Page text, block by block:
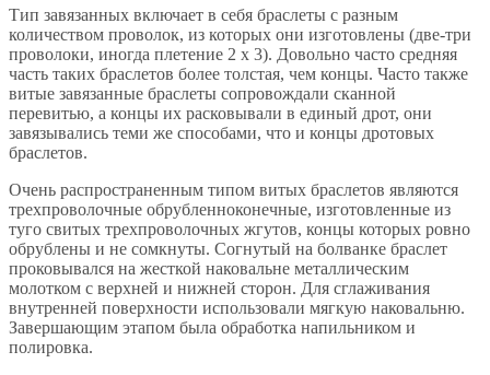
Тип завязанных включает в себя браслеты с разным
количеством проволок, из которых они изготовлены (две-три
проволоки, иногда плетение 2 х 3). Довольно часто средняя
часть таких браслетов более толстая, чем концы. Часто также
витые завязанные браслеты сопровождали сканной
перевитью, а концы их расковывали в единый дрот, они
завязывались теми же способами, что и концы дротовых
браслетов.
Очень распространенным типом витых браслетов являются
трехпроволочные обрубленноконечные, изготовленные из
туго свитых трехпроволочных жгутов, концы которых ровно
обрублены и не сомкнуты. Согнутый на болванке браслет
проковывался на жесткой наковальне металлическим
молотком с верхней и нижней сторон. Для сглаживания
внутренней поверхности использовали мягкую наковальню.
Завершающим этапом была обработка напильником и
полировка.